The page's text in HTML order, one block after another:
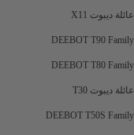
عائلة ديبوت X11
DEEBOT T90 Family
DEEBOT T80 Family
عائلة ديبوت T30
DEEBOT T50S Family